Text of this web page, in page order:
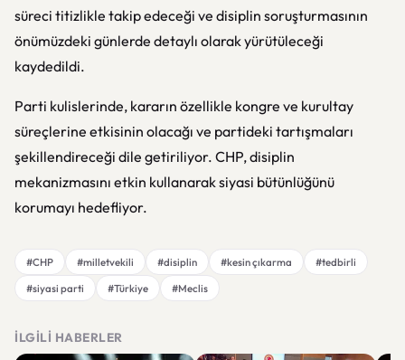
süreci titizlikle takip edeceği ve disiplin soruşturmasının
önümüzdeki günlerde detaylı olarak yürütüleceği
kaydedildi.
Parti kulislerinde, kararın özellikle kongre ve kurultay
süreçlerine etkisinin olacağı ve partideki tartışmaları
şekillendireceği dile getiriliyor. CHP, disiplin
mekanizmasını etkin kullanarak siyasi bütünlüğünü
korumayı hedefliyor.
#CHP #milletvekili #disiplin #kesin çıkarma
#tedbirli
#siyasi parti
#Türkiye #Meclis
İLGILI HABERLER